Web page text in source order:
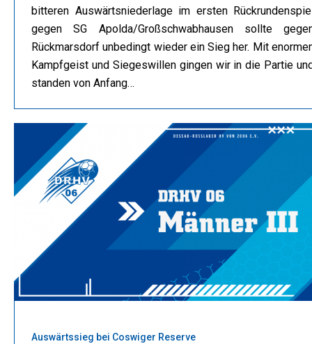
bitteren Auswärtsniederlage im ersten
gegen SG Apolda/Großschwabhausen sollte
Rückmarsdorf unbedingt wieder ein Sieg her. Mit
Kampfgeist und Siegeswillen gingen wir in die Partie
standen von Anfang…
Auswärtssieg bei Coswiger Reserve